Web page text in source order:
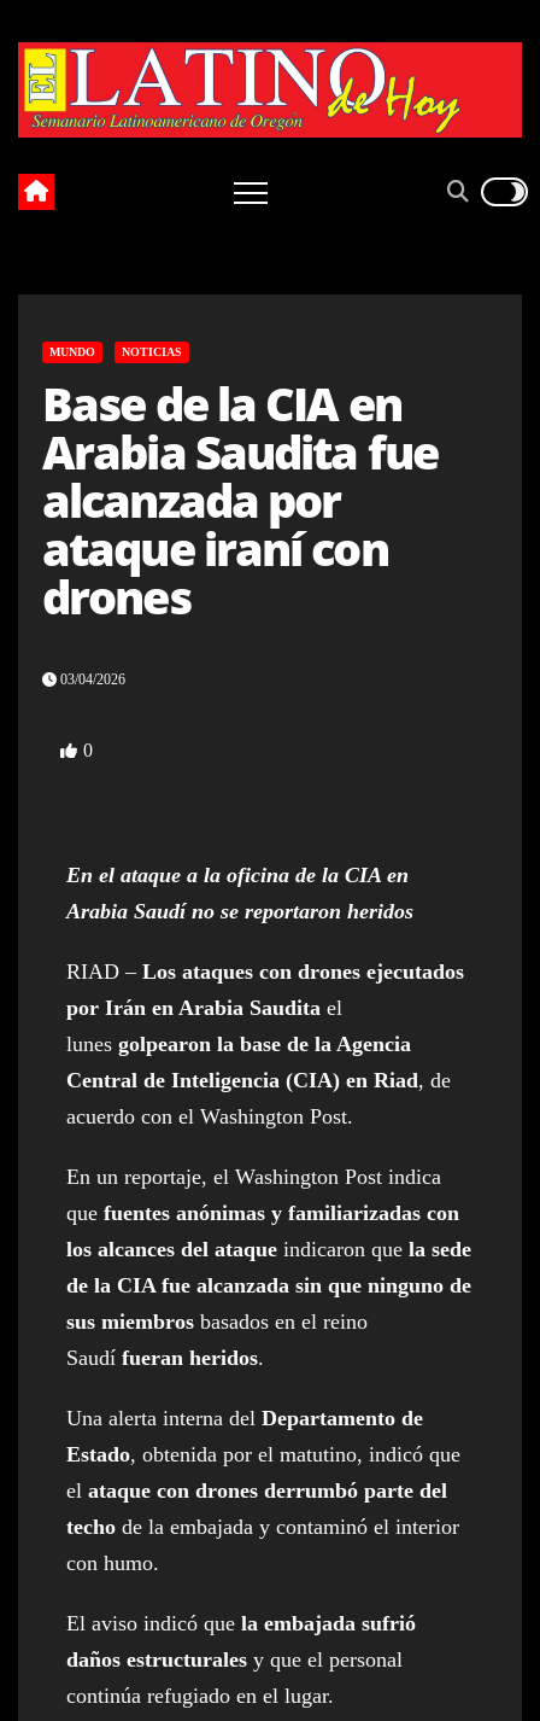
content
MUNDO NOTICIAS
Base de la CIA en
Arabia Saudita fue
alcanzada por
ataque iraní con
drones
03/04/2026
0
En el ataque a la oficina de la CIA en
Arabia Saudí no se reportaron heridos
RIAD – Los ataques con drones ejecutados
por Irán en Arabia Saudita el
lunes golpearon la base de la Agencia
Central de Inteligencia (CIA) en Riad, de
acuerdo con el Washington Post.
En un reportaje, el Washington Post indica
que fuentes anónimas y familiarizadas con
los alcances del ataque indicaron que la sede
de la CIA fue alcanzada sin que ninguno de
sus miembros basados en el reino
Saudí fueran heridos.
Una alerta interna del Departamento de
Estado, obtenida por el matutino, indicó que
el ataque con drones derrumbó parte del
techo de la embajada y contaminó el interior
con humo.
El aviso indicó que la embajada sufrió
daños estructurales y que el personal
continúa refugiado en el lugar.